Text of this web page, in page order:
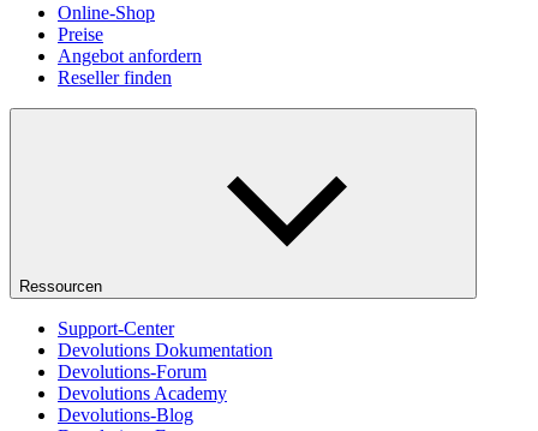
Online-Shop
Preise
Angebot anfordern
Reseller finden
Ressourcen
Support-Center
Devolutions Dokumentation
Devolutions-Forum
Devolutions Academy
Devolutions-Blog